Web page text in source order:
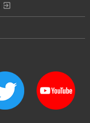
exit_to_app